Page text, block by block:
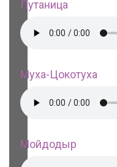
Путаница
Муха-Цокотуха
Мойдодыр